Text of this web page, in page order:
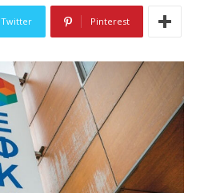
Twitter Pinterest